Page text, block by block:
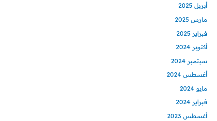
أبريل 2025
مارس 2025
فبراير 2025
أكتوبر 2024
سبتمبر 2024
أغسطس 2024
مايو 2024
فبراير 2024
أغسطس 2023